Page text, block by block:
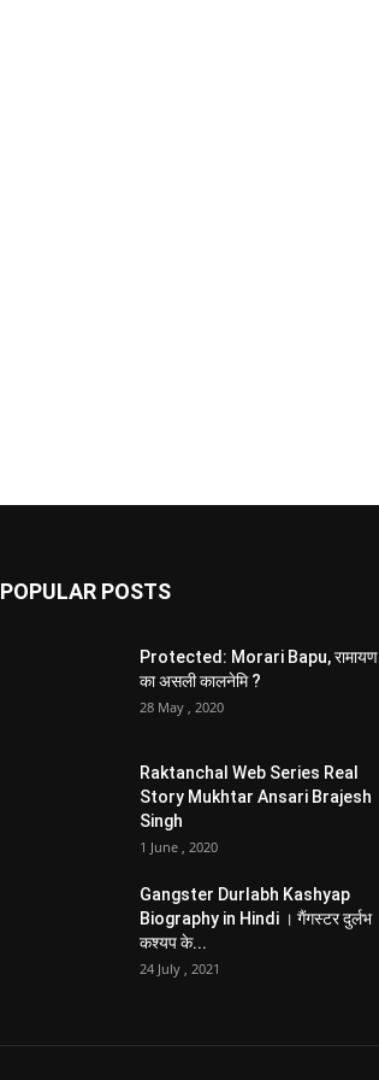
POPULAR POSTS
Protected: Morari Bapu, रामायण
का असली कालनेमि ?
28 May , 2020
Raktanchal Web Series Real
Story Mukhtar Ansari Brajesh
Singh
1 June , 2020
Gangster Durlabh Kashyap
Biography in Hindi । गैंगस्टर दुर्लभ
कश्यप के...
24 July , 2021